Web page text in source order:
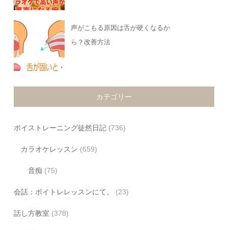
声がこもる原因は舌が硬くなるか
ら？改善方法
カテゴリー
ボイストレーニング徒然日記 (736)
カラオケレッスン (659)
音痴 (75)
会話：ボイトレレッスンにて。 (23)
話し方教室 (378)